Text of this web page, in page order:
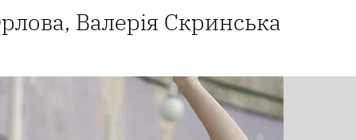
Валерія Скринська